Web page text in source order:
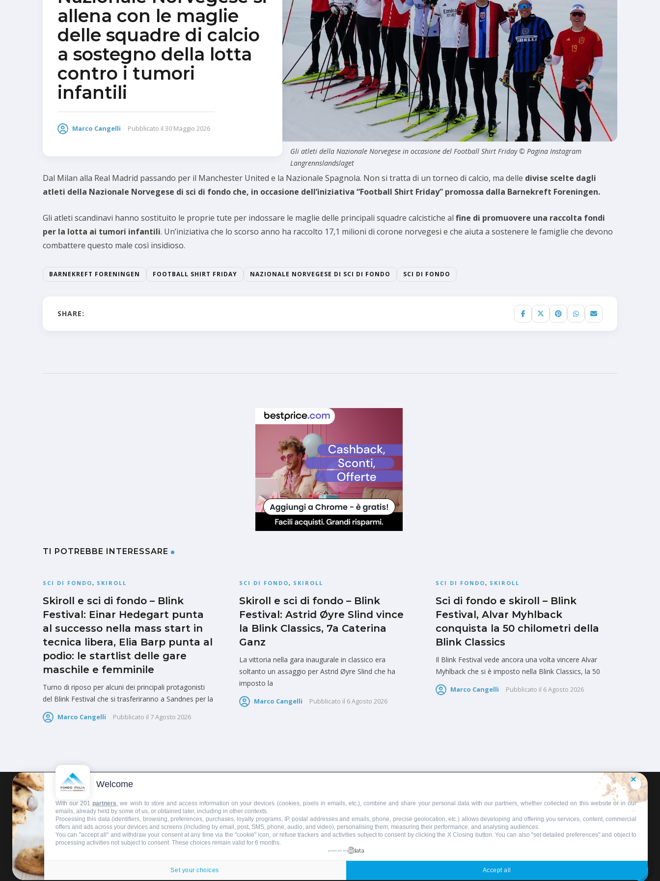
allena con le maglie
delle squadre di calcio
a sostegno della lotta
contro i tumori
infantili
Marco Cangelli Pubblicato il 30 Maggio 2026
Gli atleti della Nazionale Norvegese in occasione del Football Shirt Friday © Pagina Instagram
Langrennslandslaget
Dal Milan alla Real Madrid passando per il Manchester United e la Nazionale Spagnola. Non si tratta di un torneo di calcio, ma delle divise scelte dagli
atleti della Nazionale Norvegese di sci di fondo che, in occasione dell’iniziativa “Football Shirt Friday” promossa dalla Barnekreft Foreningen.
Gli atleti scandinavi hanno sostituito le proprie tute per indossare le maglie delle principali squadre calcistiche al fine di promuovere una raccolta fondi
per la lotta ai tumori infantili. Un’iniziativa che lo scorso anno ha raccolto 17,1 milioni di corone norvegesi e che aiuta a sostenere le famiglie che devono
combattere questo male così insidioso.
BARNEKREFT FORENINGEN FOOTBALL SHIRT FRIDAY NAZIONALE NORVEGESE DI SCI DI FONDO SCI DI FONDO
SHARE:
TI POTREBBE INTERESSARE
SCI DI FONDO, SKIROLL
Skiroll e sci di fondo – Blink
Festival: Einar Hedegart punta
al successo nella mass start in
tecnica libera, Elia Barp punta al
podio: le startlist delle gare
maschile e femminile
Turno di riposo per alcuni dei principali protagonisti
del Blink Festival che si trasferiranno a Sandnes per la
Marco Cangelli Pubblicato il 7 Agosto 2026
SCI DI FONDO, SKIROLL
Skiroll e sci di fondo – Blink
Festival: Astrid Øyre Slind vince
la Blink Classics, 7a Caterina
Ganz
La vittoria nella gara inaugurale in classico era
soltanto un assaggio per Astrid Øyre Slind che ha
imposto la
Marco Cangelli Pubblicato il 6 Agosto 2026
SCI DI FONDO, SKIROLL
Sci di fondo e skiroll – Blink
Festival, Alvar Myhlback
conquista la 50 chilometri della
Blink Classics
Il Blink Festival vede ancora una volta vincere Alvar
Myhlback che si è imposto nella Blink Classics, la 50
Marco Cangelli Pubblicato il 6 Agosto 2026
HOMEPAGE REDAZIONEINVIA UN COMUNICATO STAMPAPUBBLICITÀSCRIVI AL DIRETTORE
Copyright © 2016 - 2025 ASD Fondo Italia - Partita Iva: IT 03855110049
Privacy policy
Welcome
With our 201 partners, we wish to store and access information on your devices (cookies, pixels in emails, etc.), combine and share your personal data with our partners, whether collected on this website or in our
emails, already held by some of us, or obtained later, including in other contexts.
Processing this data (identifiers, browsing, preferences, purchases, loyalty programs, IP, postal addresses and emails, phone, precise geolocation, etc.) allows developing and offering you services, content, commercial
offers and ads across your devices and screens (including by email, post, SMS, phone, audio, and video), personalising them, measuring their performance, and analysing audiences.
You can "accept all" and withdraw your consent at any time via the "cookie" icon, or refuse trackers and activities subject to consent by clicking the X Closing button. You can also "set detailed preferences" and object to
processing activities not subject to consent. These choices remain valid for 6 months.
powered by
Set your choices Accept all